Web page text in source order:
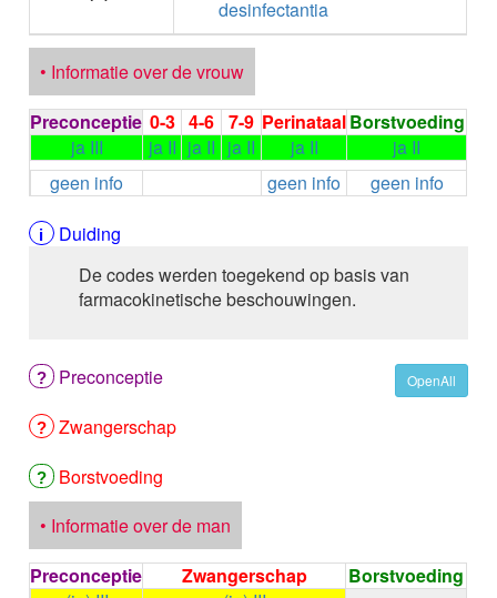
Stollingsfactor IX; Factor IX
ALCOHOL
ETHANOL
ALECTINIB
ALEMTUZUMAB
ALENDRONAAT
ALENDRONAAT/VIT D3
ALENDRONAAT / VITAMINE D3 / CACO3
ALFENTANYL HCl
ALFUZOSINE
ALGELDRAAT
ALGELDRAAT / MAGNESIUM HYDROXYDE
ALGINAAT Na / Na BICARBONAAT / CALCIUM
CARBONAAT
ALGINEZUUR
ALGLUCOSIDASE alfa
ALIROCUMAB
ALITRETINOINE
ALIZAPRIDE
ALLOPURINOL
ALMOTRIPTAN
ALOGLIPTINE benzoaat
desinfectantia
• Informatie over de vrouw
Preconceptie 0-3 4-6 7-9 PerinataalBorstvoeding
ja III
ja II ja II ja II ja II
ja II
geen info
geen info
geen info
Duiding
De codes werden toegekend op basis van
farmacokinetische beschouwingen.
OpenAll
Preconceptie
Zwangerschap
Borstvoeding
• Informatie over de man
Preconceptie
Zwangerschap
Borstvoeding